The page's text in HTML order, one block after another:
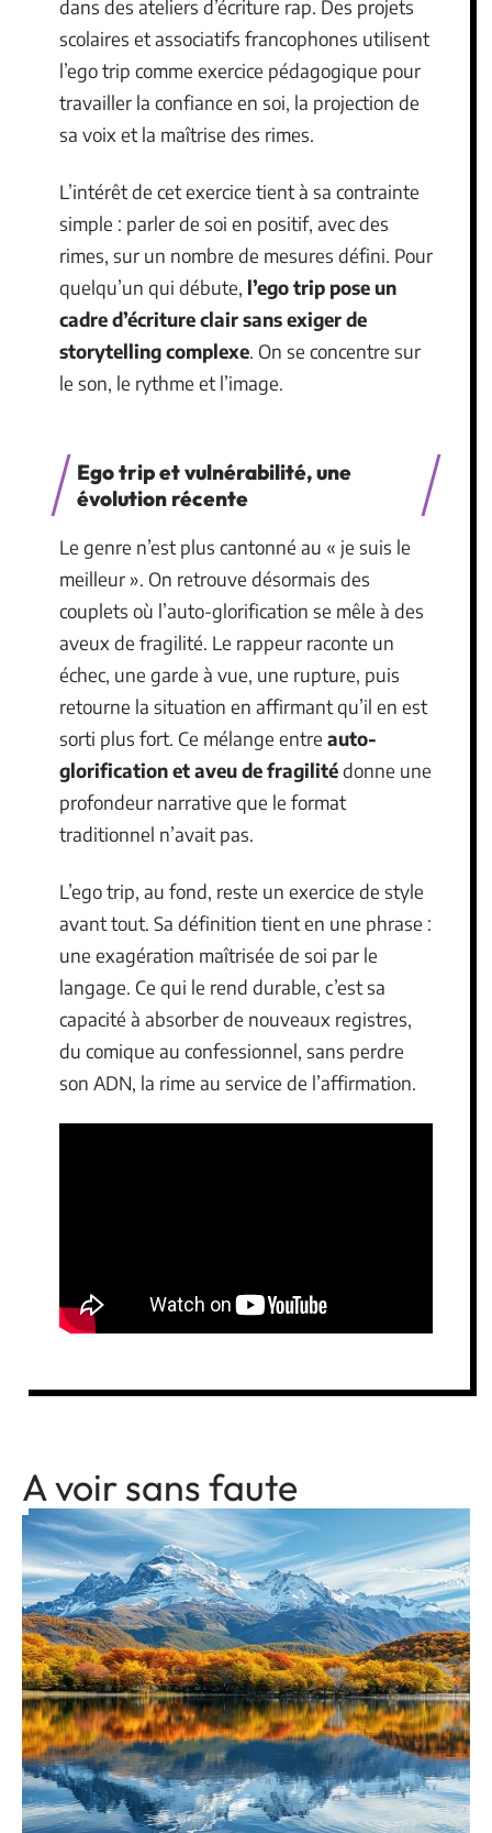
dans des ateliers d’écriture rap. Des projets
scolaires et associatifs francophones utilisent
l’ego trip comme exercice pédagogique pour
travailler la confiance en soi, la projection de
sa voix et la maîtrise des rimes.
L’intérêt de cet exercice tient à sa contrainte
simple : parler de soi en positif, avec des
rimes, sur un nombre de mesures défini. Pour
quelqu’un qui débute, l’ego trip pose un
cadre d’écriture clair sans exiger de
storytelling complexe. On se concentre sur
le son, le rythme et l’image.
Ego trip et vulnérabilité, une
évolution récente
Le genre n’est plus cantonné au « je suis le
meilleur ». On retrouve désormais des
couplets où l’auto-glorification se mêle à des
aveux de fragilité. Le rappeur raconte un
échec, une garde à vue, une rupture, puis
retourne la situation en affirmant qu’il en est
sorti plus fort. Ce mélange entre auto-
glorification et aveu de fragilitédonne une
profondeur narrative que le format
traditionnel n’avait pas.
L’ego trip, au fond, reste un exercice de style
avant tout. Sa définition tient en une phrase :
une exagération maîtrisée de soi par le
langage. Ce qui le rend durable, c’est sa
capacité à absorber de nouveaux registres,
du comique au confessionnel, sans perdre
son ADN, la rime au service de l’affirmation.
A voir sans faute